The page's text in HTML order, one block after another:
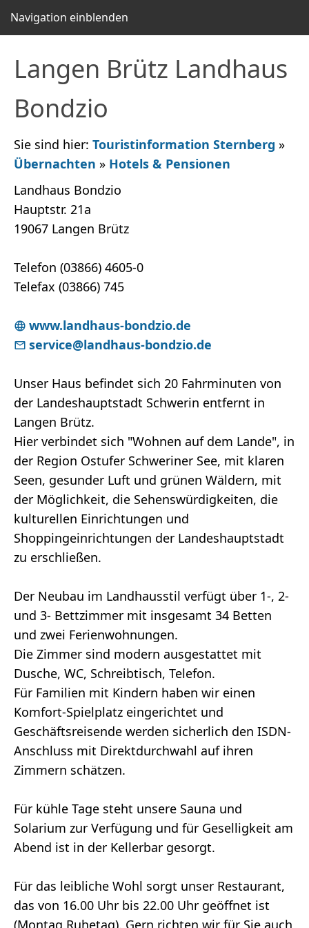
Navigation einblenden
Langen Brütz Landhaus
Bondzio
Sie sind hier: Touristinformation Sternberg »
Übernachten » Hotels & Pensionen
Landhaus Bondzio
Hauptstr. 21a
19067 Langen Brütz
Telefon (03866) 4605-0
Telefax (03866) 745
www.landhaus-bondzio.de
service@landhaus-bondzio.de
Unser Haus befindet sich 20 Fahrminuten von
der Landeshauptstadt Schwerin entfernt in
Langen Brütz.
Hier verbindet sich "Wohnen auf dem Lande", in
der Region Ostufer Schweriner See, mit klaren
Seen, gesunder Luft und grünen Wäldern, mit
der Möglichkeit, die Sehenswürdigkeiten, die
kulturellen Einrichtungen und
Shoppingeinrichtungen der Landeshauptstadt
zu erschließen.
Der Neubau im Landhausstil verfügt über 1-, 2-
und 3- Bettzimmer mit insgesamt 34 Betten
und zwei Ferienwohnungen.
Die Zimmer sind modern ausgestattet mit
Dusche, WC, Schreibtisch, Telefon.
Für Familien mit Kindern haben wir einen
Komfort-Spielplatz eingerichtet und
Geschäftsreisende werden sicherlich den ISDN-
Anschluss mit Direktdurchwahl auf ihren
Zimmern schätzen.
Für kühle Tage steht unsere Sauna und
Solarium zur Verfügung und für Geselligkeit am
Abend ist in der Kellerbar gesorgt.
Für das leibliche Wohl sorgt unser Restaurant,
das von 16.00 Uhr bis 22.00 Uhr geöffnet ist
(Montag Ruhetag). Gern richten wir für Sie auch